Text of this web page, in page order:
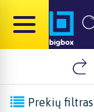
Prekių filtras